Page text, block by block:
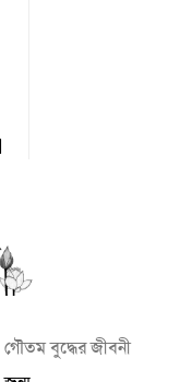
গৌতম বুদ্ধের জীবনী